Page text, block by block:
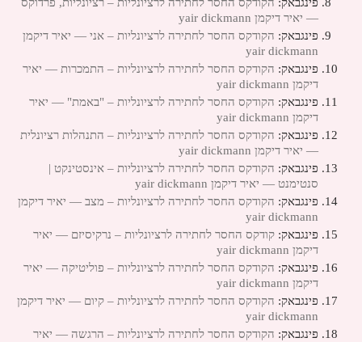
— יאיר דיקמן yair dickmann
פינגבאק: הקודקס החסר לחתירה לרציונליות – אני — יאיר דיקמן
yair dickmann
פינגבאק: הקודקס החסר לחתירה לרציונליות – התמכרות — יאיר
דיקמן yair dickmann
פינגבאק: הקודקס החסר לחתירה לרציונליות – "באמת" — יאיר
דיקמן yair dickmann
פינגבאק: הקודקס החסר לחתירה לרציונליות – התנהלות רציונלית
— יאיר דיקמן yair dickmann
פינגבאק: הקודקס החסר לחתירה לרציונליות – אינסטינקט |
סנטימנט — יאיר דיקמן yair dickmann
פינגבאק: הקודקס החסר לחתירה לרציונליות – מצב — יאיר דיקמן
yair dickmann
פינגבאק:קודקס החסר לחתירה לרציונליות – נרקיסיזם — יאיר
דיקמן yair dickmann
פינגבאק: הקודקס החסר לחתירה לרציונליות – פוליטיקה — יאיר
דיקמן yair dickmann
פינגבאק: הקודקס החסר לחתירה לרציונליות – קיום — יאיר דיקמן
yair dickmann
פינגבאק: הקודקס החסר לחתירה לרציונליות – הרגשה — יאיר